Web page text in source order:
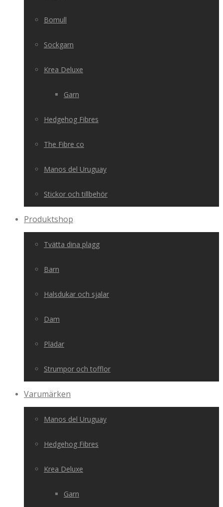
Bomull
Sockgarn
Krea Deluxe
Garn
Hedgehog Fibres
The Fibre co
Manos del Uruguay
Stickor och tillbehör
Produktshop
Tvätta dina plagg
Barn
Halsdukar och sjalar
Dam
Plädar
Strumpor och tofflor
Varumärken
Manos del Uruguay
Hedgehog Fibres
Krea Deluxe
Garn